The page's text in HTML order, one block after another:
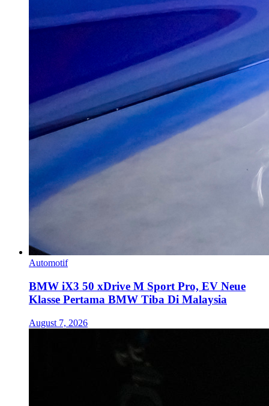
Automotif
BMW iX3 50 xDrive M Sport Pro, EV Neue
Klasse Pertama BMW Tiba Di Malaysia
August 7, 2026